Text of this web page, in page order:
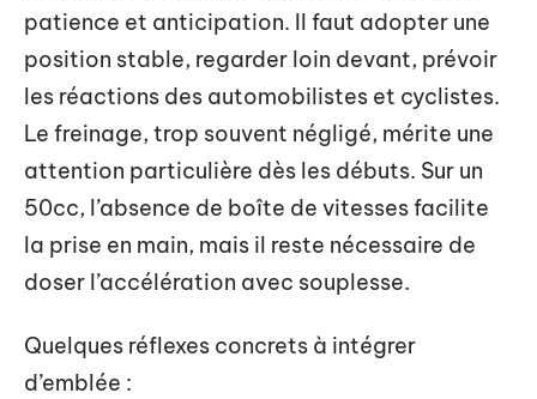
patience et anticipation. Il faut adopter une
position stable, regarder loin devant, prévoir
les réactions des automobilistes et cyclistes.
Le freinage, trop souvent négligé, mérite une
attention particulière dès les débuts. Sur un
50cc, l’absence de boîte de vitesses facilite
la prise en main, mais il reste nécessaire de
doser l’accélération avec souplesse.
Quelques réflexes concrets à intégrer
d’emblée :